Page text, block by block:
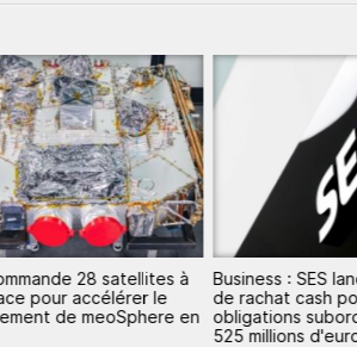
28 satellites à
pour accélérer le
de meoSphere en
Business : SES
de rachat cash
obligations
525 millions